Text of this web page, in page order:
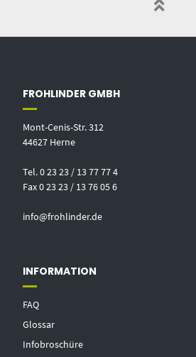
FROHLINDER GMBH
Mont-Cenis-Str. 312
44627 Herne
Tel. 0 23 23 / 13 77 77 4
Fax 0 23 23 / 13 76 05 6
info@frohlinder.de
INFORMATION
FAQ
Glossar
Infobroschüre